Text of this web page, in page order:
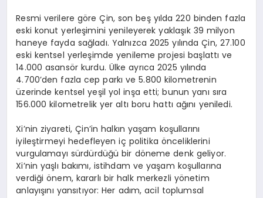
Resmi verilere göre Çin, son beş yılda 220 binden fazla
eski konut yerleşimini yenileyerek yaklaşık 39 milyon
haneye fayda sağladı. Yalnızca 2025 yılında Çin, 27.100
eski kentsel yerleşimde yenileme projesi başlattı ve
14.000 asansör kurdu. Ülke ayrıca 2025 yılında
4.700’den fazla cep parkı ve 5.800 kilometrenin
üzerinde kentsel yeşil yol inşa etti; bunun yanı sıra
156.000 kilometrelik yer altı boru hattı ağını yeniledi.
Xi’nin ziyareti, Çin’in halkın yaşam koşullarını
iyileştirmeyi hedefleyen iç politika önceliklerini
vurgulamayı sürdürdüğü bir döneme denk geliyor.
Xi’nin yaşlı bakımı, istihdam ve yaşam koşullarına
verdiği önem, kararlı bir halk merkezli yönetim
anlayışını yansıtıyor: Her adım, acil toplumsal